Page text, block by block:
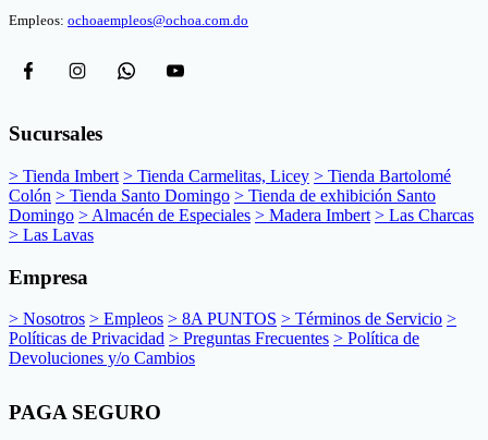
Empleos: ochoaempleos@ochoa.com.do
Sucursales
> Tienda Imbert > Tienda Carmelitas, Licey > Tienda Bartolomé
Colón > Tienda Santo Domingo > Tienda de exhibición Santo
Domingo > Almacén de Especiales > Madera Imbert > Las Charcas
> Las Lavas
Empresa
> Nosotros > Empleos > 8A PUNTOS > Términos de Servicio >
Políticas de Privacidad > Preguntas Frecuentes > Política de
Devoluciones y/o Cambios
PAGA SEGURO